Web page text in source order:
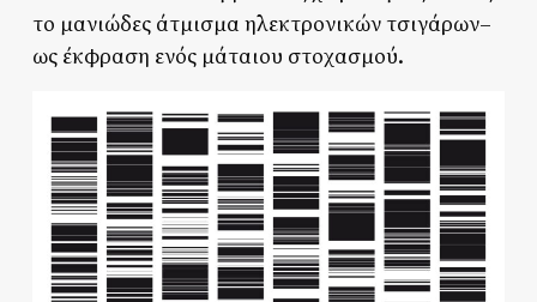
το μανιώδες άτμισμα ηλεκτρονικών τσιγάρων–
ως έκφραση ενός μάταιου στοχασμού.